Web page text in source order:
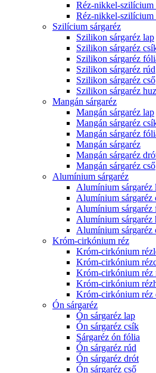
Réz-nikkel-szilícium
Réz-nikkel-szilícium
Szilícium sárgaréz
Szilikon sárgaréz lap
Szilikon sárgaréz
Szilikon sárgaréz
Szilikon sárgaréz rúd
Szilikon sárgaréz cső
Szilikon sárgaréz
Mangán sárgaréz
Mangán sárgaréz lap
Mangán sárgaréz
Mangán sárgaréz
Mangán sárgaréz
Mangán sárgaréz
Mangán sárgaréz cső
Alumínium sárgaréz
Alumínium sárgaréz
Alumínium sárgaréz
Alumínium sárgaréz
Alumínium sárgaréz
Alumínium sárgaréz
Króm-cirkónium réz
Króm-cirkónium
Króm-cirkónium
Króm-cirkónium réz
Króm-cirkónium
Króm-cirkónium réz
Ón sárgaréz
Ón sárgaréz lap
Ón sárgaréz csík
Sárgaréz ón fólia
Ón sárgaréz rúd
Ón sárgaréz drót
Ón sárgaréz cső